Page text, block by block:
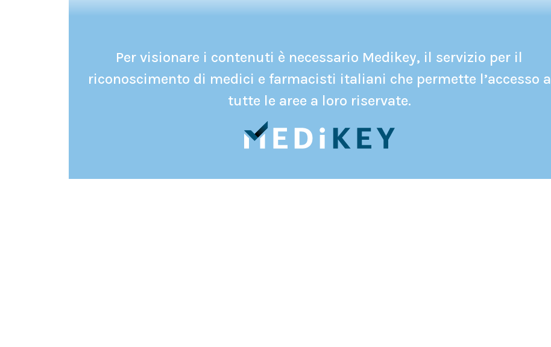
Per visionare i contenuti è necessario Medikey, il servizio per il
riconoscimento di medici e farmacisti italiani che permette l’accesso a
tutte le aree a loro riservate.